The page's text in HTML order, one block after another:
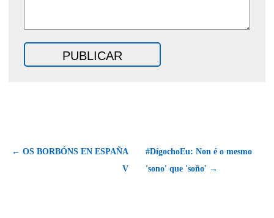
← OS BORBÓNS EN ESPAÑA
V
#DígochoEu: Non é o mesmo
'sono' que 'soño' →